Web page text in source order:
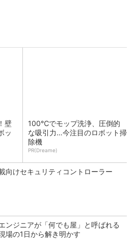
壁
ッ
100℃でモップ洗浄、圧倒的
な吸引力…今注目のロボット掃
除機
PR(Dreame)
向けセキュリティコントローラー
ンジニアが「何でも屋」と呼ばれる
場の1日から解き明かす